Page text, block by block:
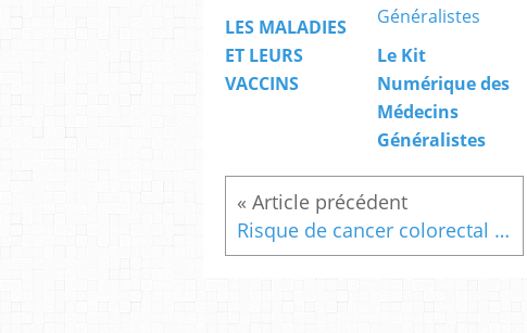
LES MALADIES
ET LEURS
VACCINS
Le Kit
Numérique des
Médecins
Généralistes
Risque de cancer colorectal (CCR) chez les femmes ayant eu un cancer gynécologique.